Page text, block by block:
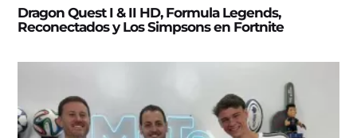
Dragon Quest I & II HD, Formula Legends,
Reconectados y Los Simpsons en Fortnite